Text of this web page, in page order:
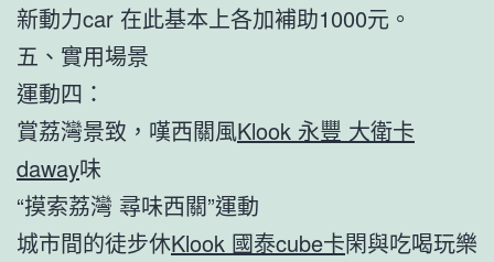
新動力car 在此基本上各加補助1000元。
五、實用場景
運動四：
賞荔灣景致，嘆西關風Klook 永豐 大衛卡
daway味
“摸索荔灣 尋味西關”運動
城市間的徒步休Klook 國泰cube卡閑與吃喝玩樂